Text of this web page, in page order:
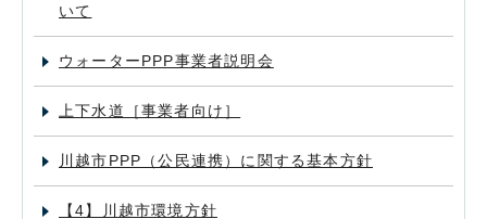
いて
ウォーターPPP事業者説明会
上下水道［事業者向け］
川越市PPP（公民連携）に関する基本方針
【4】川越市環境方針